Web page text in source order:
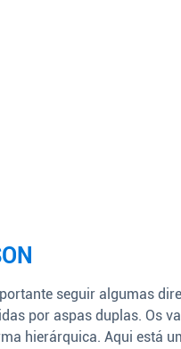
seguir algumas
por aspas duplas. Os
hierárquica. Aqui está